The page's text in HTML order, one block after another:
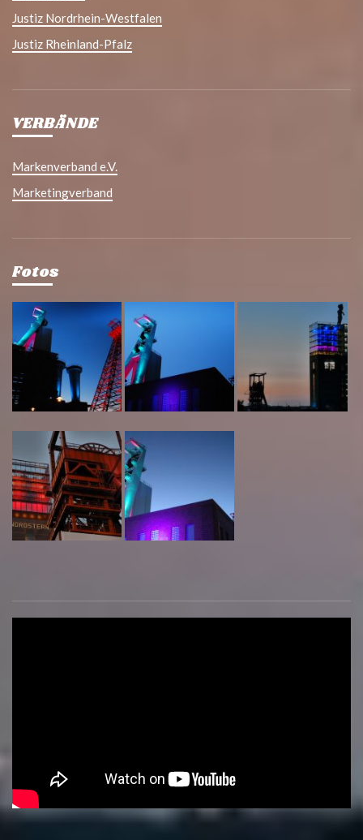
Justiz Nordrhein-Westfalen
Justiz Rheinland-Pfalz
VERBÄNDE
Markenverband e.V.
Marketingverband
Fotos